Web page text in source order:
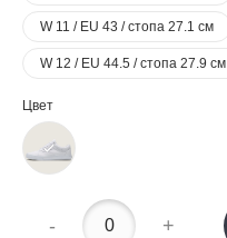
W 11 / EU 43 / стопа 27.1 см
W 12 / EU 44.5 / стопа 27.9 см
Цвет
- +